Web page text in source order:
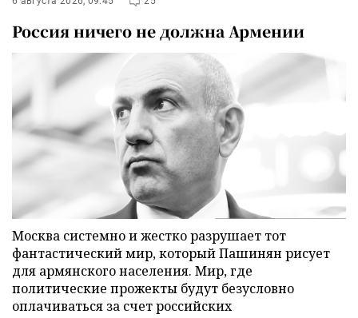
Россия ничего не должна Армении
Москва системно и жестко разрушает тот
фантастический мир, который Пашинян рисует
для армянского населения. Мир, где
политические прожекты будут безусловно
оплачиваться за счет российских